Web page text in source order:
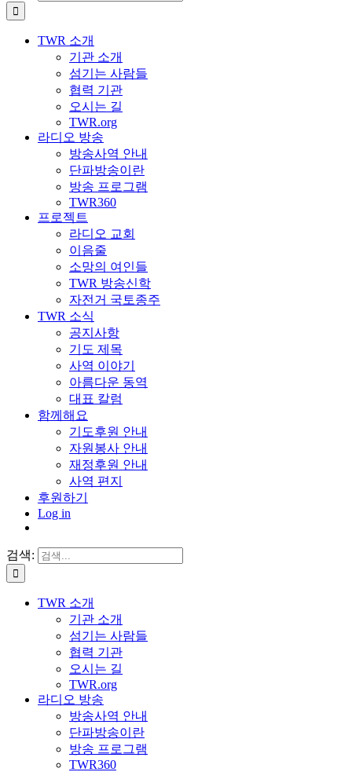
TWR 소개
기관 소개
섬기는 사람들
협력 기관
오시는 길
TWR.org
라디오 방송
방송사역 안내
단파방송이란
방송 프로그램
TWR360
프로젝트
라디오 교회
이음줄
소망의 여인들
TWR 방송신학
자전거 국토종주
TWR 소식
공지사항
기도 제목
사역 이야기
아름다운 동역
대표 칼럼
함께해요
기도후원 안내
자원봉사 안내
재정후원 안내
사역 편지
후원하기
Log in
검색:
TWR 소개
기관 소개
섬기는 사람들
협력 기관
오시는 길
TWR.org
라디오 방송
방송사역 안내
단파방송이란
방송 프로그램
TWR360